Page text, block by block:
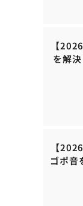
【
を解
【
ゴポ音